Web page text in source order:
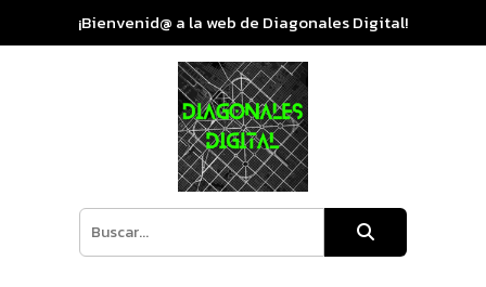
¡Bienvenid@ a la web de Diagonales Digital!